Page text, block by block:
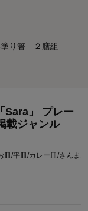
り箸 ２膳組
Sara」 プレー
載ジャンル
皿/平皿/カレー皿/さんま皿